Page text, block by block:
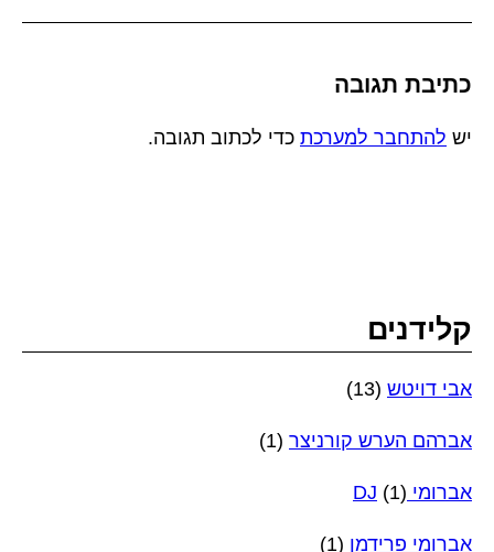
כתיבת תגובה
יש להתחבר למערכת כדי לכתוב תגובה.
קלידנים
אבי דויטש (13)
אברהם הערש קורניצר (1)
אברומי DJ (1)
אברומי פרידמן (1)